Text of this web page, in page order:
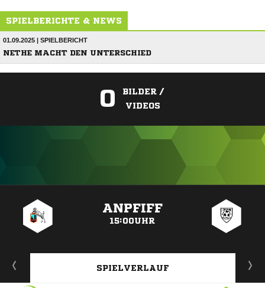
SPIELBERICHTE & NEWS
01.09.2025 | SPIELBERICHT
NETHE MACHT DEN UNTERSCHIED
0
BILDER /
VIDEOS
ANPFIFF
15:00UHR
SPIELVERLAUF